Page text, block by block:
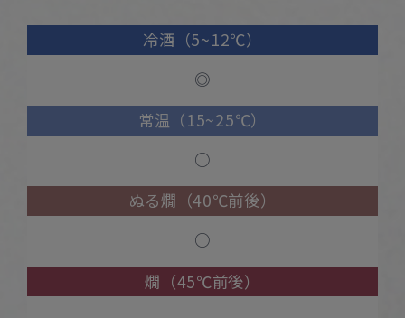
冷酒（5~12℃）
◎
常温（15~25℃）
○
ぬる燗（40℃前後）
○
燗（45℃前後）